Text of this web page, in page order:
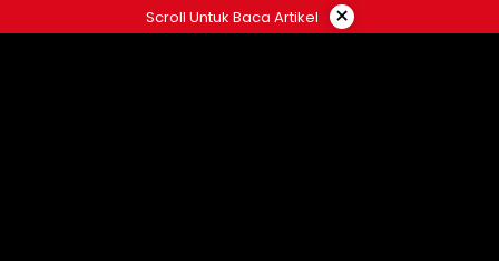
ke
Scroll Untuk Baca Artikel ×